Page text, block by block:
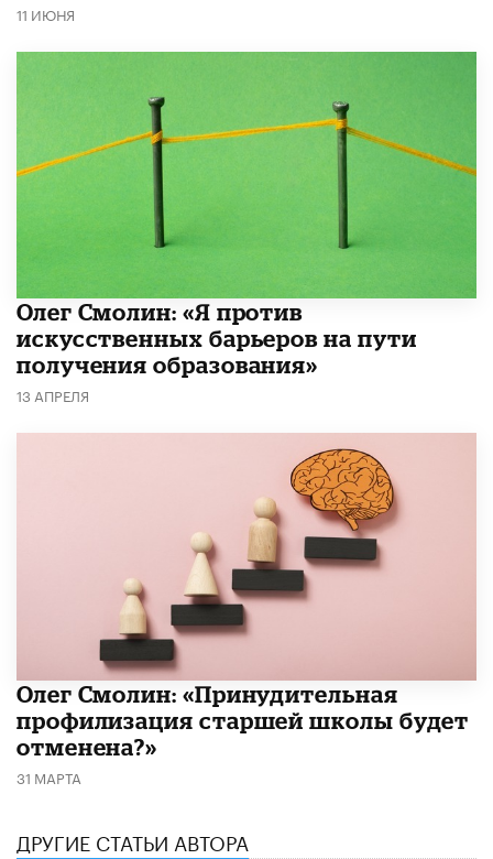
11 ИЮНЯ
Олег Смолин: «Я против
искусственных барьеров на пути
получения образования»
13 АПРЕЛЯ
​Олег Смолин: «Принудительная
профилизация старшей школы будет
отменена?»
31 МАРТА
ДРУГИЕ СТАТЬИ АВТОРА